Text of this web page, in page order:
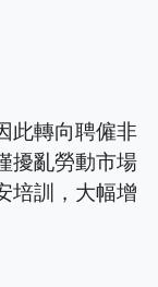
此轉向聘僱非
擾亂勞動市場
培訓，大幅增